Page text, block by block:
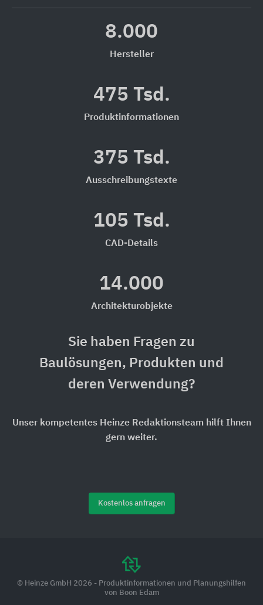
8.000
Hersteller
475 Tsd.
Produktinformationen
375 Tsd.
Ausschreibungstexte
105 Tsd.
CAD-Details
14.000
Architekturobjekte
Sie haben Fragen zu
Baulösungen, Produkten und
deren Verwendung?
Unser kompetentes Heinze Redaktionsteam hilft Ihnen
gern weiter.
Kostenlos anfragen
© Heinze GmbH 2026 - Produktinformationen und Planungshilfen
von Boon Edam